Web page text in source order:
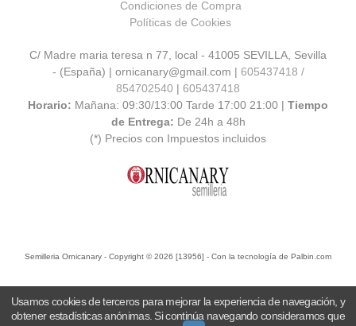
Condiciones de Compra
Políticas de Cookies
C/ Madre maria teresa n 77, local - 41005 SEVILLA, Sevilla
- (España) | ornicanary@gmail.com | 605437418 /
854702540 | 605437418
Horario: Mañana: 09:30/13:00 Tarde 17:00 21:00 | Tiempo
de Entrega: De 24h a 48h
(*) Precios con Impuestos incluidos
Semilleria Ornicanary - Copyright © 2026 [13956] - Con la tecnología de Palbin.com
Usamos cookies de terceros para mejorar la experiencia de navegación, y
obtener estadísticas anónimas. Si continúa navegando consideramos que